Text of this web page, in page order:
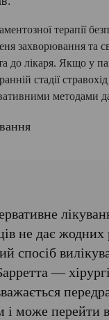
терапії
захворювання та
до лікаря. Якщо у
стадії
методами
не дає жодних
спосіб
—
і може перейти в